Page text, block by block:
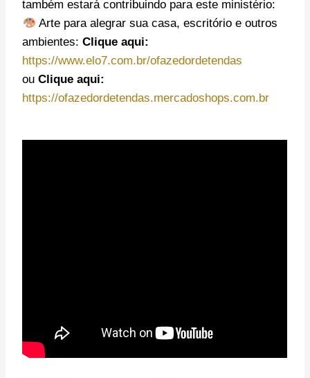
também estará contribuindo para este ministério:
Arte para alegrar sua casa, escritório e outros
ambientes:Clique aqui:
https://www.elo7.com.br/ofazedordetendas
ouClique aqui:
https://ofazedordetendas.mercadoshops.com.br